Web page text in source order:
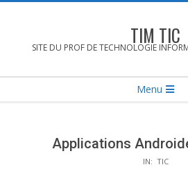
content
TIM TIC
SITE DU PROF DE TECHNOLOGIE
Menu
Applications
IN: TIC